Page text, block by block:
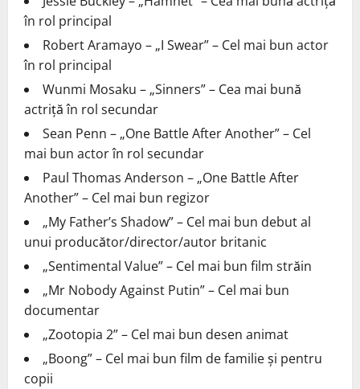
în rol principal
Robert Aramayo – „I Swear” – Cel mai bun actor
în rol principal
Wunmi Mosaku – „Sinners” – Cea mai bună
actriță în rol secundar
Sean Penn – „One Battle After Another” – Cel
mai bun actor în rol secundar
Paul Thomas Anderson – „One Battle After
Another” – Cel mai bun regizor
„My Father’s Shadow” – Cel mai bun debut al
unui producător/director/autor britanic
„Sentimental Value” – Cel mai bun film străin
„Mr Nobody Against Putin” – Cel mai bun
documentar
„Zootopia 2” – Cel mai bun desen animat
„Boong” – Cel mai bun film de familie și pentru
copii